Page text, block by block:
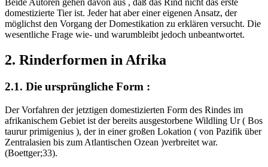
Beide Autoren gehen davon aus , daß das Rind nicht das erste
domestizierte Tier ist. Jeder hat aber einer eigenen Ansatz, der
möglichst den Vorgang der Domestikation zu erklären versucht. Die
wesentliche Frage wie- und warumbleibt jedoch unbeantwortet.
2. Rinderformen in Afrika
2.1. Die ursprüngliche Form :
Der Vorfahren der jetztigen domestizierten Form des Rindes im
afrikanischem Gebiet ist der bereits ausgestorbene Wildling Ur ( Bos
taurur primigenius ), der in einer großen Lokation ( von Pazifik über
Zentralasien bis zum Atlantischen Ozean )verbreitet war.
(Boettger;33).